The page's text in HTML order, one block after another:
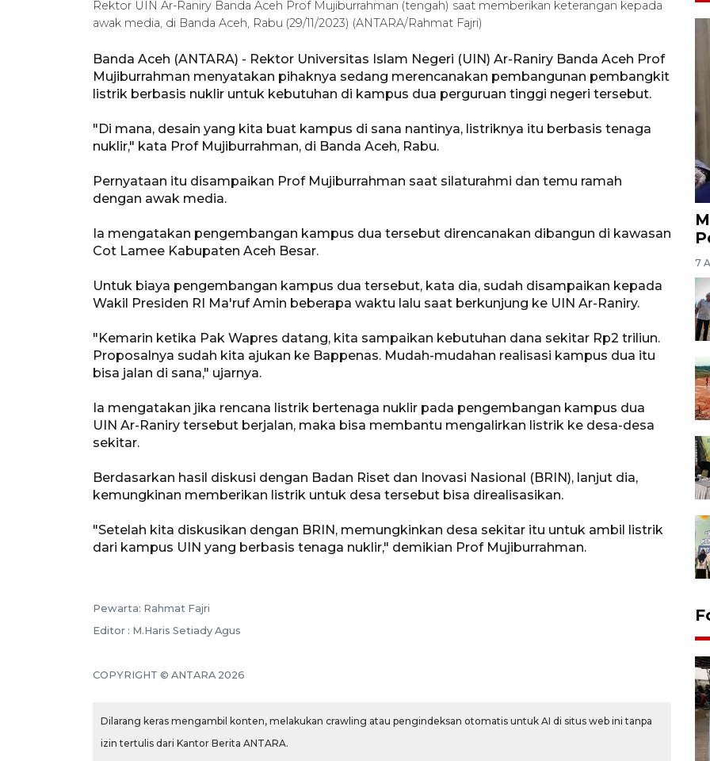
Rektor UIN Ar-Raniry Banda Aceh Prof Mujiburrahman (tengah) saat memberikan keterangan kepada
awak media, di Banda Aceh, Rabu (29/11/2023) (ANTARA/Rahmat Fajri)
Banda Aceh (ANTARA) - Rektor Universitas Islam Negeri (UIN) Ar-Raniry Banda Aceh Prof
Mujiburrahman menyatakan pihaknya sedang merencanakan pembangunan pembangkit
listrik berbasis nuklir untuk kebutuhan di kampus dua perguruan tinggi negeri tersebut.
"Di mana, desain yang kita buat kampus di sana nantinya, listriknya itu berbasis tenaga
nuklir," kata Prof Mujiburrahman, di Banda Aceh, Rabu.
Pernyataan itu disampaikan Prof Mujiburrahman saat silaturahmi dan temu ramah
dengan awak media.
Ia mengatakan pengembangan kampus dua tersebut direncanakan dibangun di kawasan
Cot Lamee Kabupaten Aceh Besar.
Untuk biaya pengembangan kampus dua tersebut, kata dia, sudah disampaikan kepada
Wakil Presiden RI Ma'ruf Amin beberapa waktu lalu saat berkunjung ke UIN Ar-Raniry.
"Kemarin ketika Pak Wapres datang, kita sampaikan kebutuhan dana sekitar Rp2 triliun.
Proposalnya sudah kita ajukan ke Bappenas. Mudah-mudahan realisasi kampus dua itu
bisa jalan di sana," ujarnya.
Ia mengatakan jika rencana listrik bertenaga nuklir pada pengembangan kampus dua
UIN Ar-Raniry tersebut berjalan, maka bisa membantu mengalirkan listrik ke desa-desa
sekitar.
Berdasarkan hasil diskusi dengan Badan Riset dan Inovasi Nasional (BRIN), lanjut dia,
kemungkinan memberikan listrik untuk desa tersebut bisa direalisasikan.
"Setelah kita diskusikan dengan BRIN, memungkinkan desa sekitar itu untuk ambil listrik
dari kampus UIN yang berbasis tenaga nuklir," demikian Prof Mujiburrahman.
Pewarta: Rahmat Fajri
Editor : M.Haris Setiady Agus
COPYRIGHT © ANTARA 2026
Dilarang keras mengambil konten, melakukan crawling atau pengindeksan otomatis untuk AI di situs web ini tanpa
izin tertulis dari Kantor Berita ANTARA.
7